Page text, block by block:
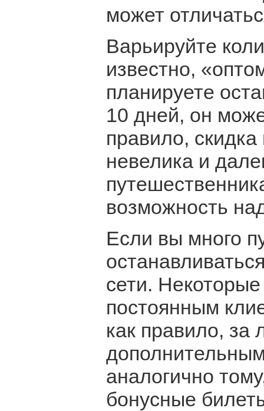
может
Варьируйте
известно,
планируете
10 дней, он
правило,
невелика и
возможность
Если вы много
сети.
постоянным
как правило, за
аналогично
бонусные